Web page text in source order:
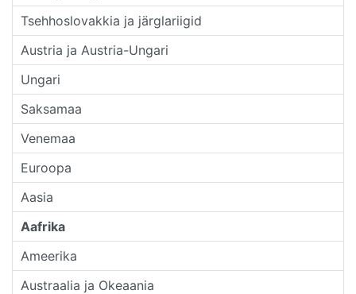
Tsehhoslovakkia ja järglariigid
Austria ja Austria-Ungari
Ungari
Saksamaa
Venemaa
Euroopa
Aasia
Aafrika
Ameerika
Austraalia ja Okeaania